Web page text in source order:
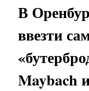
В
ввезти
Maybach